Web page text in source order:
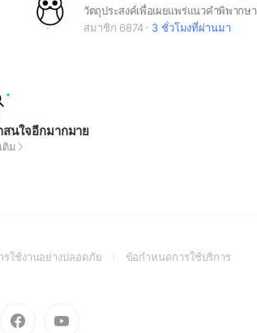
สมาชิก 6874
3 ชั่วโมงที่ผ่านมา
นใจอีกมากมาย
ติม
ใช้งานอย่างปลอดภัย(Openข้อกำหนดการใช้บริการ(Open
Go
to
to